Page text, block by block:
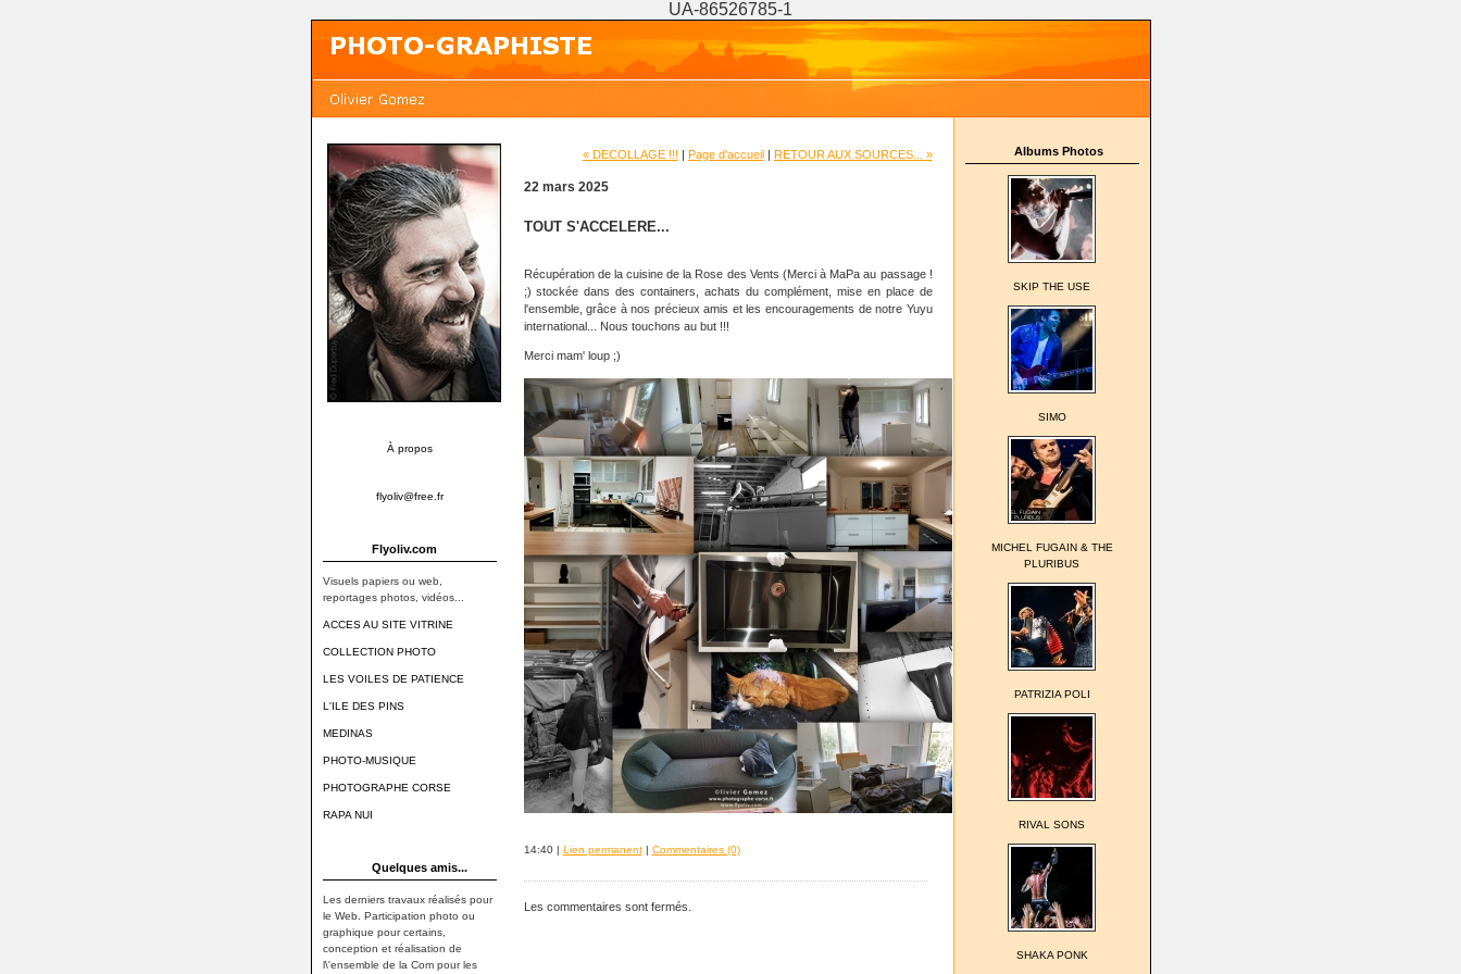
UA-86526785-1
À propos
flyoliv@free.fr
Flyoliv.com
Visuels papiers ou web,
reportages photos, vidéos...
ACCES AU SITE VITRINE
COLLECTION PHOTO
LES VOILES DE PATIENCE
L'ILE DES PINS
MEDINAS
PHOTO-MUSIQUE
PHOTOGRAPHE CORSE
RAPA NUI
Quelques amis...
Les derniers travaux réalisés pour
le Web. Participation photo ou
graphique pour certains,
conception et réalisation de
l\'ensemble de la Com pour les
Albums Photos
SKIP THE USE
SIMO
MICHEL FUGAIN & THE
PLURIBUS
PATRIZIA POLI
RIVAL SONS
SHAKA PONK
« DECOLLAGE !!! | Page d'accueil| RETOUR AUX SOURCES... »
22 mars 2025
TOUT S'ACCELERE...
Récupération de la cuisine de la Rose des Vents (Merci à MaPa au passage !
;) stockée dans des containers, achats du complément, mise en place de
l'ensemble, grâce à nos précieux amis et les encouragements de notre Yuyu
international... Nous touchons au but !!!
Merci mam' loup ;)
14:40 | Lien permanent| Commentaires (0)
Les commentaires sont fermés.